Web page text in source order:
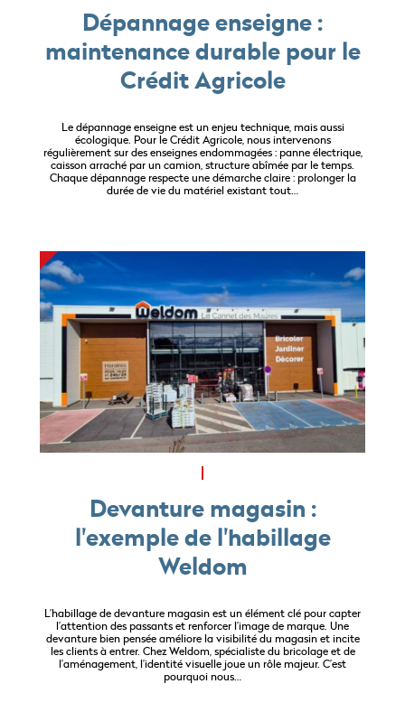
Dépannage enseigne :
maintenance durable pour le
Crédit Agricole
Le dépannage enseigne est un enjeu technique, mais aussi
écologique. Pour le Crédit Agricole, nous intervenons
régulièrement sur des enseignes endommagées : panne électrique,
caisson arraché par un camion, structure abîmée par le temps.
Chaque dépannage respecte une démarche claire : prolonger la
durée de vie du matériel existant tout…
Devanture magasin :
l'exemple de l'habillage
Weldom
L’habillage de devanture magasin est un élément clé pour capter
l’attention des passants et renforcer l’image de marque. Une
devanture bien pensée améliore la visibilité du magasin et incite
les clients à entrer. Chez Weldom, spécialiste du bricolage et de
l’aménagement, l’identité visuelle joue un rôle majeur. C’est
pourquoi nous…